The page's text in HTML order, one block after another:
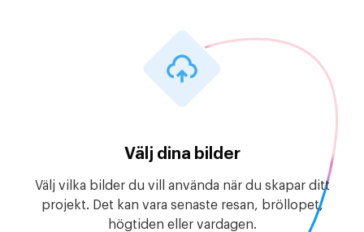
Välj dina bilder
Välj vilka bilder du vill använda när du skapar ditt
projekt. Det kan vara senaste resan, bröllopet,
högtiden eller vardagen.